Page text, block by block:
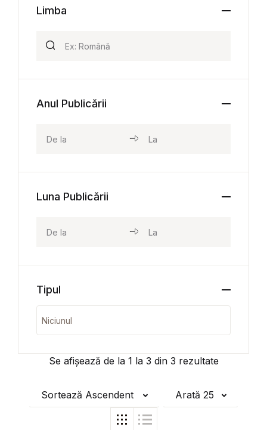
Se afișează de la 1 la 3 din 3 rezultate
Sortează Ascendent Arată 25
Limba
Anul Publicării
Luna Publicării
Tipul